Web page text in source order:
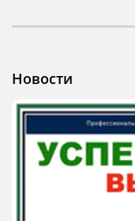
Новости